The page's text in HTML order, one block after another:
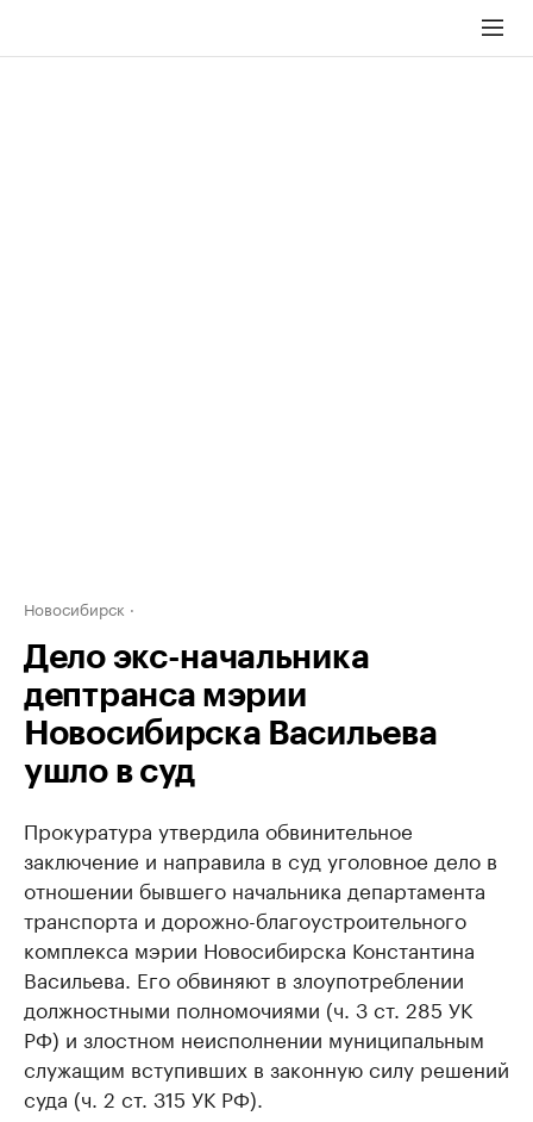
Новосибирск
Дело экс-начальника
дептранса мэрии
Новосибирска Васильева
ушло в суд
Прокуратура утвердила обвинительное
заключение и направила в суд уголовное дело в
отношении бывшего начальника департамента
транспорта и дорожно-благоустроительного
комплекса мэрии Новосибирска Константина
Васильева. Его обвиняют в злоупотреблении
должностными полномочиями (ч. 3 ст. 285 УК
РФ) и злостном неисполнении муниципальным
служащим вступивших в законную силу решений
суда (ч. 2 ст. 315 УК РФ).